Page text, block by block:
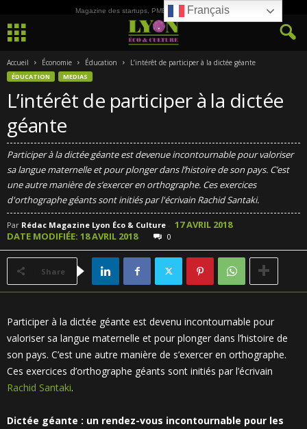
Magazine des startups, PME, ETI et de la Culture
Accueil Économie Éducation L’intérêt de participer à la dictée géante
ÉDUCATION MEDIAS
L’intérêt de participer à la dictée
géante
Participer à la dictée géante est devenue incontournable pour valoriser
sa langue maternelle et pour plonger dans l’histoire de son pays. C’est
une autre manière de s’exercer en orthographe. Ces exercices
d'orthographe géants sont initiés par l'écrivain Rachid Santaki.
Par Rédac Magazine Lyon Éco & Culture - 17 AVRIL 2018
DATE MODIFIÉE: 18 AVRIL 2018
0
Share
Participer à la dictée géante est devenu incontournable pour
valoriser sa langue maternelle et pour plonger dans l’histoire de
son pays. C’est une autre manière de s’exercer en orthographe.
Ces exercices d’orthographe géants sont initiés par l’écrivain
Rachid Santaki.
Dictée géante : un rendez-vous incontournable pour les
Français